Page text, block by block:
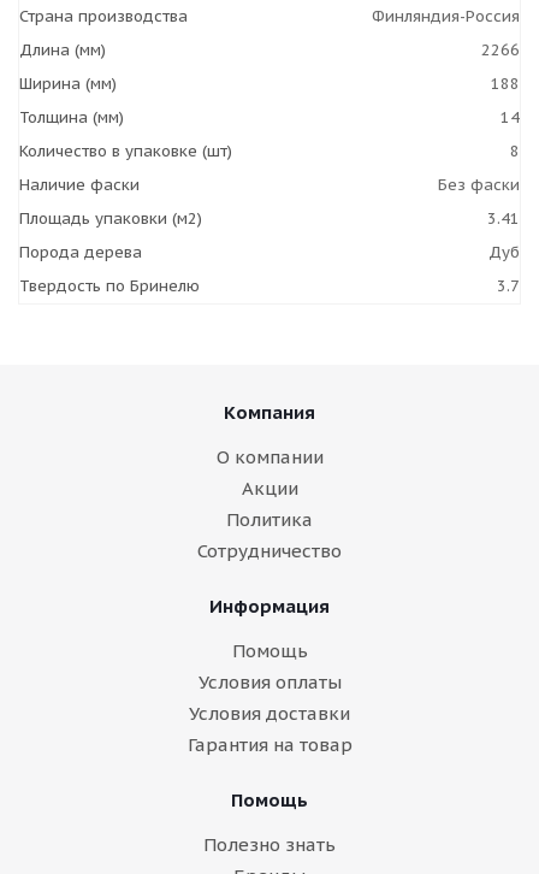
Страна производства
Финляндия-Россия
Длина (мм)
2266
Ширина (мм)
188
Толщина (мм)
14
Количество в упаковке (шт)
8
Наличие фаски
Без фаски
Площадь упаковки (м2)
3.41
Порода дерева
Дуб
Твердость по Бринелю
3.7
Компания
О компании
Акции
Политика
Сотрудничество
Информация
Помощь
Условия оплаты
Условия доставки
Гарантия на товар
Помощь
Полезно знать